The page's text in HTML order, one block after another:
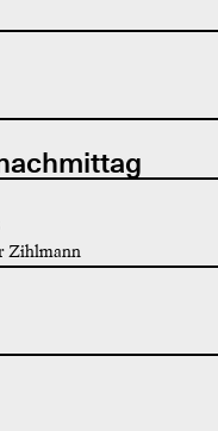
Zihlmann